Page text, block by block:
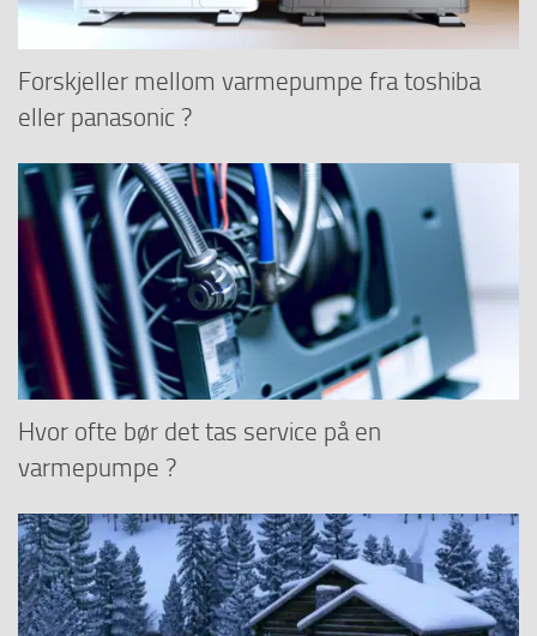
Forskjeller mellom varmepumpe fra toshiba
eller panasonic ?
Hvor ofte bør det tas service på en
varmepumpe ?